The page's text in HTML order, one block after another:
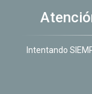
Intentando